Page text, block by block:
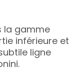
la gamme
inférieure et
ligne